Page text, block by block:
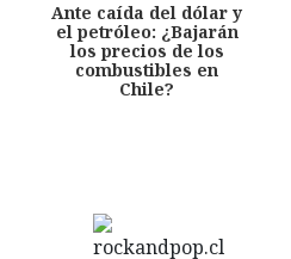
Ante caída del dólar y
el petróleo: ¿Bajarán
los precios de los
combustibles en
Chile?